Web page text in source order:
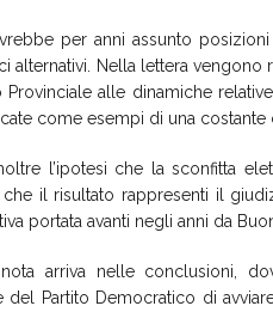
per anni assunto
Nella lettera vengono
alle dinamiche
come esempi di una
l’ipotesi che la sconfitta
il risultato rappresenti il
portata avanti negli anni da
arriva nelle conclusioni,
del Partito Democratico di